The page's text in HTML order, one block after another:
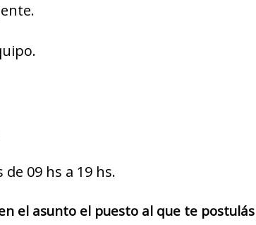
09 hs a 19 hs.
el asunto el puesto al que te postulás